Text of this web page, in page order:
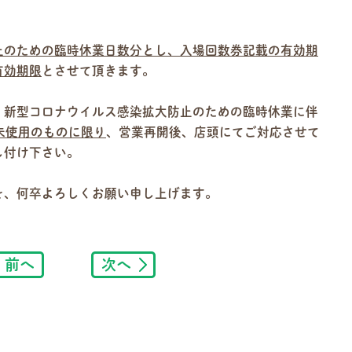
ための臨時休業日数分とし、入場回数券記載の有効期
効期限 とさせて頂きます。
型コロナウイルス感染拡大防止のための臨時休業に伴
使⽤のものに限り 、営業再開後、店頭にてご対応させて
け下さい。
何卒よろしくお願い申し上げます。
前へ 次へ